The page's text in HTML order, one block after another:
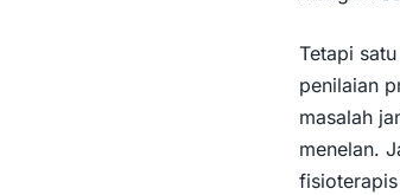
Tetapi
penilaian
masalah
menelan.